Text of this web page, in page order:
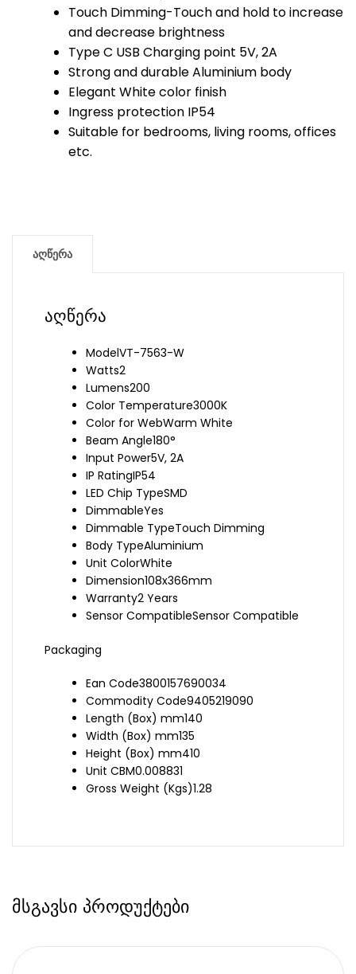
Touch Dimming-Touch and hold to increase
and decrease brightness
Type C USB Charging point 5V, 2A
Strong and durable Aluminium body
Elegant White color finish
Ingress protection IP54
Suitable for bedrooms, living rooms, offices
etc.
აღწერა
აღწერა
ModelVT-7563-W
Watts2
Lumens200
Color Temperature3000K
Color for WebWarm White
Beam Angle180°
Input Power5V, 2A
IP RatingIP54
LED Chip TypeSMD
DimmableYes
Dimmable TypeTouch Dimming
Body TypeAluminium
Unit ColorWhite
Dimension108x366mm
Warranty2 Years
Sensor CompatibleSensor Compatible
Packaging
Ean Code3800157690034
Commodity Code9405219090
Length (Box) mm140
Width (Box) mm135
Height (Box) mm410
Unit CBM0.008831
Gross Weight (Kgs)1.28
მსგავსი პროდუქტები